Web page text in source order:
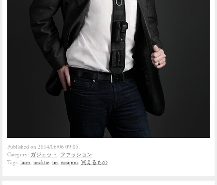
Published on 2014/06/06 09:05.
Category: ガジェット, ファッション
Tags: laser, necktie, tie, weapon, 買えるもの